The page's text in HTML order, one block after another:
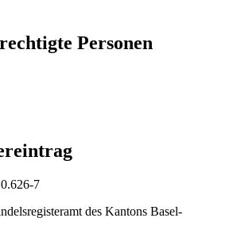
Personen
7
des Kantons Basel-